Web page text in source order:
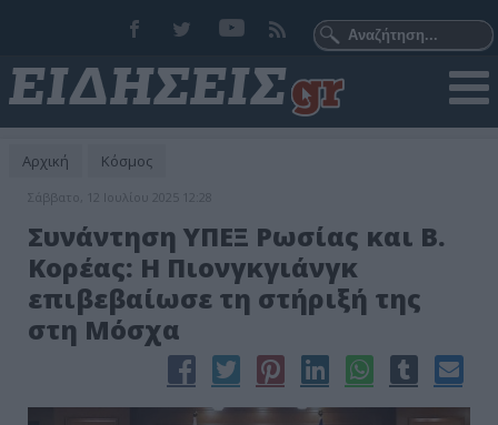
Αρχική Κόσμος
Σάββατο, 12 Ιουλίου 2025 12:28
Συνάντηση ΥΠΕΞ Ρωσίας και Β.
Κορέας: Η Πιονγκγιάνγκ
επιβεβαίωσε τη στήριξή της
στη Μόσχα